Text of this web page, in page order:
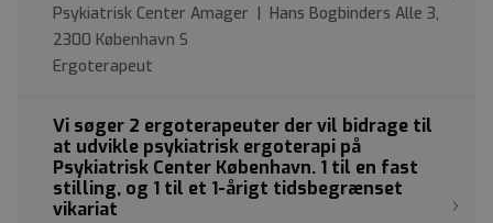
Psykiatrisk Center Amager | Hans Bogbinders Alle 3,
2300 København S
Ergoterapeut
Vi søger 2 ergoterapeuter der vil bidrage til
at udvikle psykiatrisk ergoterapi på
Psykiatrisk Center København. 1 til en fast
stilling, og 1 til et 1-årigt tidsbegrænset
vikariat